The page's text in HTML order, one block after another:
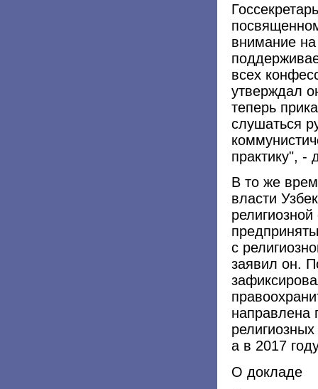
внимание
всех
утверждал
теперь
слушаться
практику", -
В то же
власти
с
заявил он.
направлена
а в 2017
О докладе